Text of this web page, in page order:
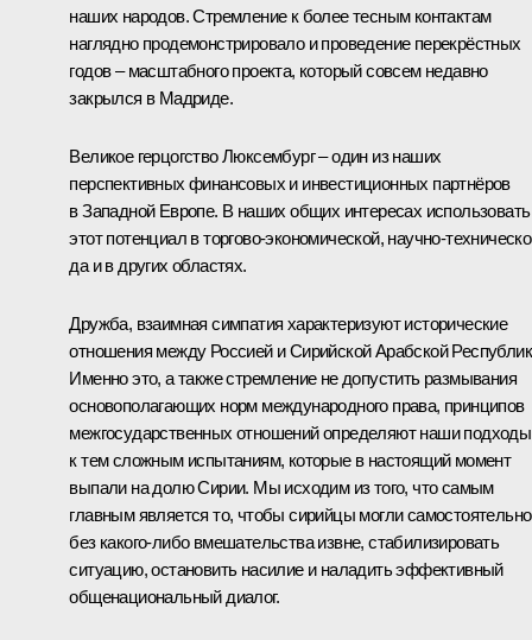
наших народов. Стремление к более тесным контактам
наглядно продемонстрировало и проведение перекрёстных
годов – масштабного проекта, который совсем недавно
закрылся в Мадриде.
Великое герцогство Люксембург – один из наших
перспективных финансовых и инвестиционных партнёров
в Западной Европе. В наших общих интересах использовать
этот потенциал в торгово-экономической, научно-
да и в других областях.
Дружба, взаимная симпатия характеризуют исторические
отношения между Россией и Сирийской Арабской
Именно это, а также стремление не допустить размывания
основополагающих норм международного права, принципов
межгосударственных отношений определяют наши подходы
к тем сложным испытаниям, которые в настоящий момент
выпали на долю Сирии. Мы исходим из того, что самым
главным является то, чтобы сирийцы могли
без какого‑либо вмешательства извне, стабилизировать
ситуацию, остановить насилие и наладить эффективный
общенациональный диалог.